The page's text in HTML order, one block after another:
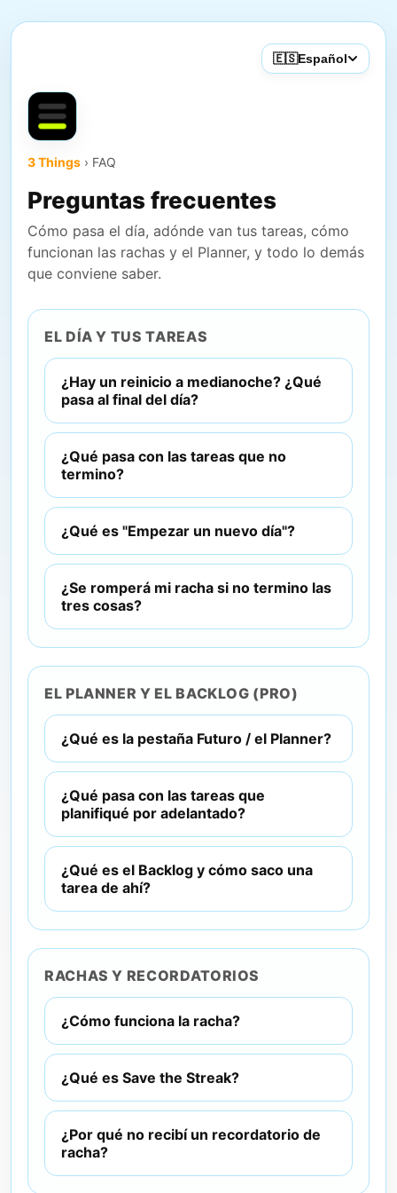
🇪🇸Español
3 Things › FAQ
Preguntas frecuentes
Cómo pasa el día, adónde van tus tareas, cómo
funcionan las rachas y el Planner, y todo lo demás
que conviene saber.
EL DÍA Y TUS TAREAS
¿Hay un reinicio a medianoche? ¿Qué
pasa al final del día?
¿Qué pasa con las tareas que no
termino?
¿Qué es "Empezar un nuevo día"?
¿Se romperá mi racha si no termino las
tres cosas?
EL PLANNER Y EL BACKLOG (PRO)
¿Qué es la pestaña Futuro / el Planner?
¿Qué pasa con las tareas que
planifiqué por adelantado?
¿Qué es el Backlog y cómo saco una
tarea de ahí?
RACHAS Y RECORDATORIOS
¿Cómo funciona la racha?
¿Qué es Save the Streak?
¿Por qué no recibí un recordatorio de
racha?